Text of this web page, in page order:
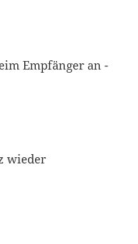
Empfänger an -
wieder